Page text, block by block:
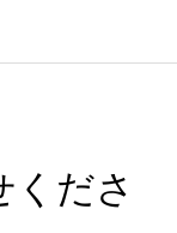
ださ